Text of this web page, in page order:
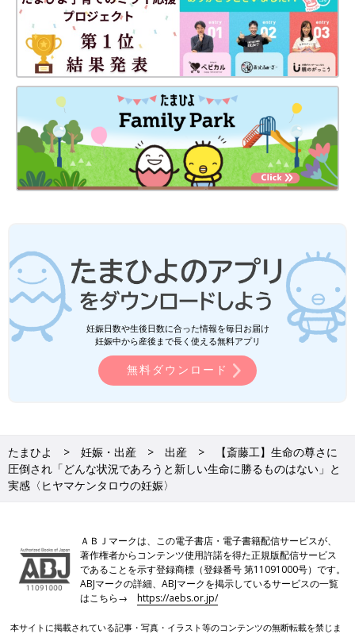
妊娠日数や生後日数に合った情報を毎日お届け
妊娠中から産後まで長く使える無料アプリ
無料ダウンロード
たまひよ 妊娠・出産 出産
【斎藤工】生命の尊さに
圧倒され「どんな状況であろうと新しい生命に勝るものはない」と
実感〈ヒヤマケンタロウの妊娠〉
ＡＢＪマークは、この電子書店・電子書籍配信サービスが、
著作権者からコンテンツ使用許諾を得た正規版配信サービス
であることを示す登録商標（登録番号 第11091000号）です。
ABJマークの詳細、ABJマークを掲示しているサービスの一覧
はこちら→https://aebs.or.jp/
本サイトに掲載されている記事・写真・イラスト等のコンテンツの無断転載を禁じま